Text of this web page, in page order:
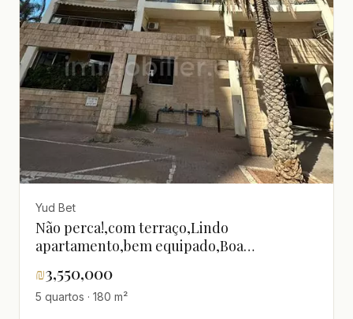
Yud Bet
Não perca!,com terraço,Lindo
apartamento,bem equipado,Boa
padrão,excelente
estado,Magnífico,espaçoso
₪3,550,000
5 quartos · 180 m²